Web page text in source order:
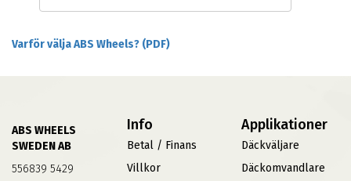
Varför välja ABS Wheels? (PDF)
ABS WHEELS
SWEDEN AB
556839 5429
Info
Betal / Finans
Villkor
Applikationer
Däckväljare
Däckomvandlare